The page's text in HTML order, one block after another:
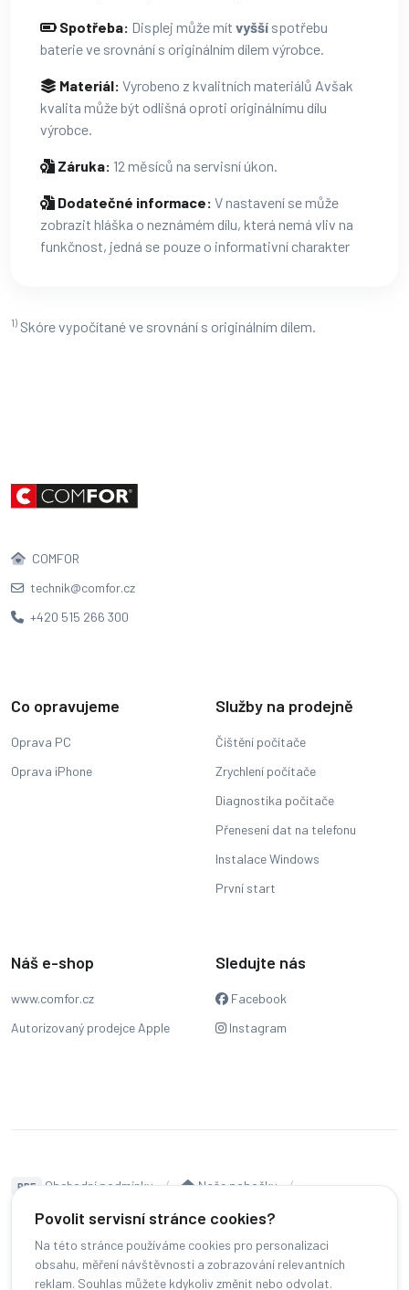
Spotřeba: Displej může mít vyšší spotřebu
baterie ve srovnání s originálním dílem výrobce.
Materiál: Vyrobeno z kvalitních materiálů Avšak
kvalita může být odlišná oproti originálnímu dílu
výrobce.
Záruka: 12 měsíců na servisní úkon.
Dodatečné informace: V nastavení se může
zobrazit hláška o neznámém dílu, která nemá vliv na
funkčnost, jedná se pouze o informativní charakter
1) Skóre vypočítané ve srovnání s originálním dílem.
Povolit servisní stránce cookies?
Na této stránce používáme cookies pro personalizaci
obsahu, měření návštěvnosti a zobrazování relevantních
reklam. Souhlas můžete kdykoliv změnit nebo odvolat.
COMFOR
technik@comfor.cz
+420 515 266 300
Co opravujeme
Oprava PC
Oprava iPhone
Služby na prodejně
Čištění počítače
Zrychlení počítače
Diagnostika počítače
Přenesení dat na telefonu
Instalace Windows
První start
Náš e-shop
www.comfor.cz
Autorizovaný prodejce Apple
Sledujte nás
Facebook
Instagram
PDF Obchodní podmínky
Naše pobočky
Čeština